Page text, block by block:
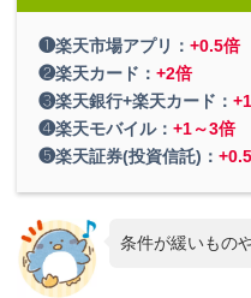
❶楽天市場アプリ： +0.5倍
❷楽天カード： +2倍
❸楽天銀行+楽天カード：
❹楽天モバイル： +1～3倍
❺楽天証券(投資信託)：
条件が緩いもの